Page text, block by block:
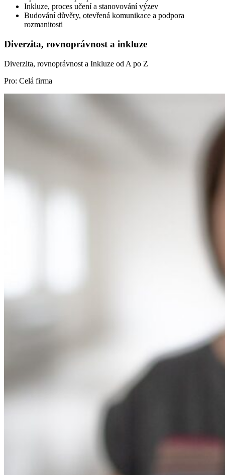
Inkluze, proces učení a stanovování výzev
Budování důvěry, otevřená komunikace a podpora
rozmanitosti
Diverzita, rovnoprávnost a inkluze
Diverzita, rovnoprávnost a Inkluze od A po Z
Pro: Celá firma